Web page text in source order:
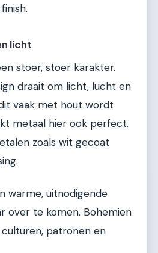
licht
stoer, stoer karakter.
draait om licht, lucht en
vaak met hout wordt
metaal hier ook perfect.
zoals wit gecoat
warme, uitnodigende
over te komen. Bohemien
patronen en